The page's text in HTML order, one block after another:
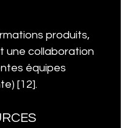
produits,
une collaboration
équipes
[12].